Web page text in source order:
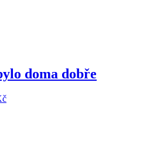
doma dobře